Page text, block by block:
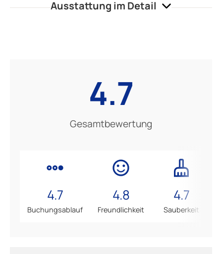
Ausstattung im Detail
4.7
Gesamtbewertung
4.7
Buchungsablauf
4.8
Freundlichkeit
4.7
Sauberkeit